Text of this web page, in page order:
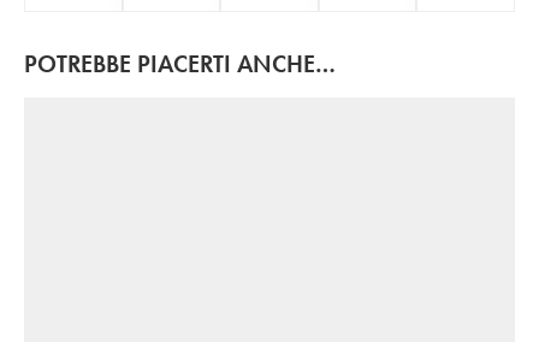
POTREBBE PIACERTI ANCHE…